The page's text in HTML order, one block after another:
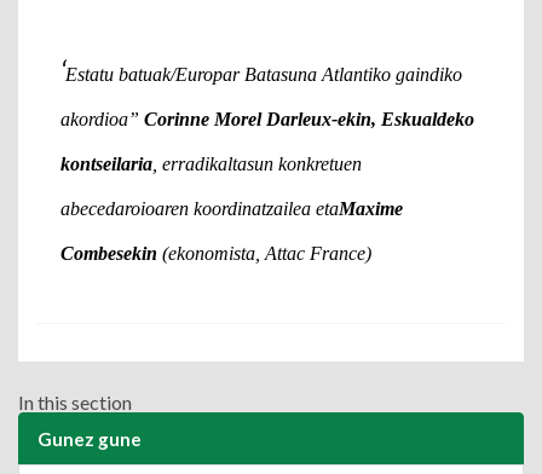
‘Estatu batuak/Europar Batasuna Atlantiko gaindiko
akordioa” Corinne Morel Darleux-ekin, Eskualdeko
kontseilaria , erradikaltasun konkretuen
abecedaroioaren koordinatzailea etaMaxime
Combesekin (ekonomista, Attac France)
In this section
Gunez gune